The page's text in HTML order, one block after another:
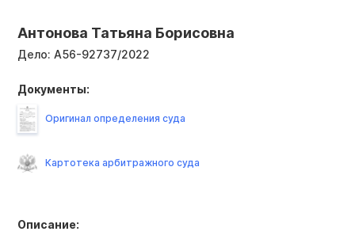
Антонова Татьяна Борисовна
Дело: А56-92737/2022
Описание:
Документы:
Оригинал определения суда
Картотека арбитражного суда